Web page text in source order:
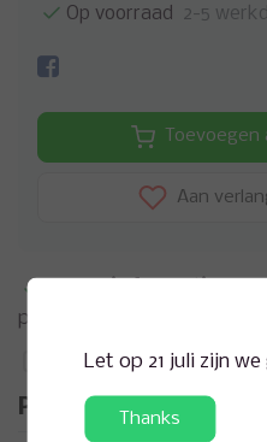
Op voorraad 2-5
Aan
product
Toevoegen aan
Productomschrijving
Let op 21 juli zijn
Thanks